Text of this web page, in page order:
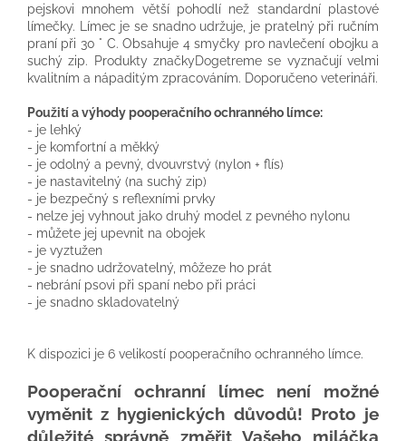
pejskovi mnohem větší pohodlí než standardní plastové
límečky. Límec je se snadno udržuje, je pratelný při ručním
praní při 30 ° C. Obsahuje 4 smyčky pro navlečení obojku a
suchý zip. Produkty značkyDogetreme se vyznačují velmi
kvalitním a nápaditým zpracováním. Doporučeno veterináři.
Použití a výhody pooperačního ochranného límce:
- je lehký
- je komfortní a měkký
- je odolný a pevný, dvouvrstvý (nylon + flís)
- je nastavitelný (na suchý zip)
- je bezpečný s reflexními prvky
- nelze jej vyhnout jako druhý model z pevného nylonu
- můžete jej upevnit na obojek
- je vyztužen
- je snadno udržovatelný, môžeze ho prát
- nebrání psovi při spaní nebo při práci
- je snadno skladovatelný
K dispozici je 6 velikostí pooperačního ochranného límce.
Pooperační ochranní límec není možné
vyměnit z hygienických důvodů! Proto je
důležité správně změřit Vašeho miláčka